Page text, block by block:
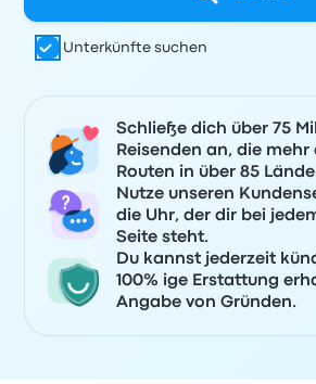
Unterkünfte suchen
Schließe dich über 75
Reisenden an, die mehr
Routen in über 85
Nutze unseren
die Uhr, der dir bei
Seite steht.
Du kannst jederzeit
100% ige Erstattung
Angabe von Gründen.